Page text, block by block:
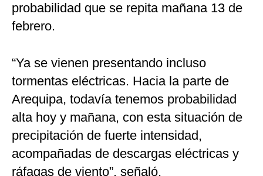
probabilidad que se repita mañana 13 de
febrero.
“Ya se vienen presentando incluso
tormentas eléctricas. Hacia la parte de
Arequipa, todavía tenemos probabilidad
alta hoy y mañana, con esta situación de
precipitación de fuerte intensidad,
acompañadas de descargas eléctricas y
ráfagas de viento”, señaló.